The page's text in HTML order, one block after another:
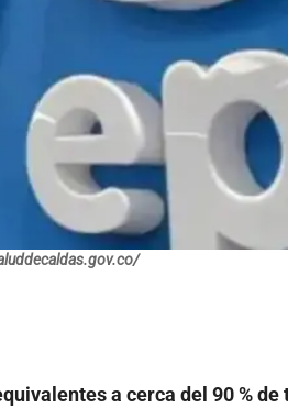
a cerca del 90 % de